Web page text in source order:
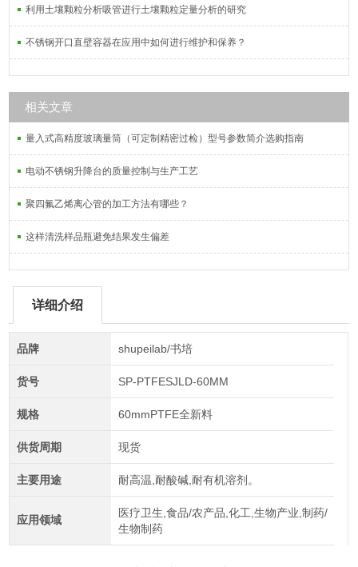
利用土壤颗粒分析吸管进行土壤颗粒定量分析的研究
不锈钢开口直壁容器在应用中如何进行维护和保养？
相关文章
量入式高精度玻璃量筒（可定制精密过检）型号参数简介选购指南
电动不锈钢升降台的质量控制与生产工艺
聚四氟乙烯离心管的加工方法有哪些？
这样清洗样品瓶避免结果发生偏差
详细介绍
品牌 shupeilab/书培
货号 SP-PTFESJLD-60MM
规格 60mmPTFE全新料
供货周期 现货
主要用途 耐高温,耐酸碱,耐有机溶剂。
应用领域
医疗卫生,食品/农产品,化工,生物产业,制药/
生物制药